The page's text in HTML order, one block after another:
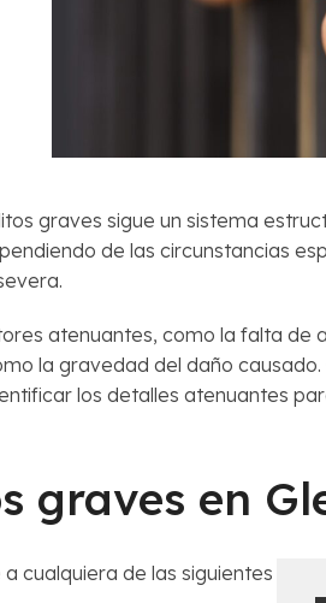
graves sigue un sistema
de las circunstancias
atenuantes, como la falta de
la gravedad del daño
los detalles atenuantes
graves en
cualquiera de las siguientes